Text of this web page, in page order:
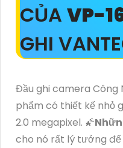
CỦA VP-
GHI
Đầu ghi camera Công
phẩm có thiết kế nhỏ
2.0 megapixel. 🌠
cho nó rất lý tưởng